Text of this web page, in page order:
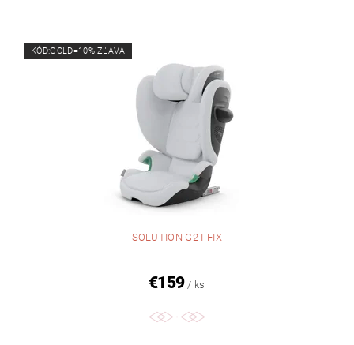
KÓD:GOLD=10% ZĽAVA
SOLUTION G2 I-FIX
€159 / ks